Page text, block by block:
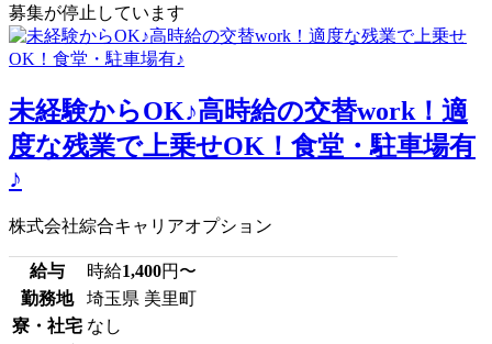
募集が停止しています
未経験からOK♪高時給の交替work！適
度な残業で上乗せOK！食堂・駐車場有
♪
株式会社綜合キャリアオプション
給与 時給1,400円〜
勤務地
埼玉県 美里町
寮・社宅 なし